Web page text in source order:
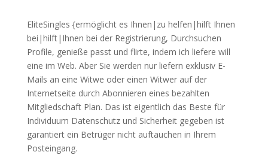
EliteSingles {ermöglicht es Ihnen|zu helfen|hilft Ihnen
bei|hilft|Ihnen bei der Registrierung, Durchsuchen
Profile, genieße passt und flirte, indem ich liefere will
eine im Web. Aber Sie werden nur liefern exklusiv E-
Mails an eine Witwe oder einen Witwer auf der
Internetseite durch Abonnieren eines bezahlten
Mitgliedschaft Plan. Das ist eigentlich das Beste für
Individuum Datenschutz und Sicherheit gegeben ist
garantiert ein Betrüger nicht auftauchen in Ihrem
Posteingang.